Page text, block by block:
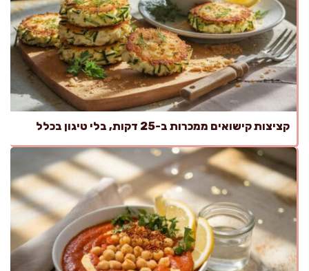
קציצות קישואים ממכרות ב-25 דקות, בלי טיגון בכלל